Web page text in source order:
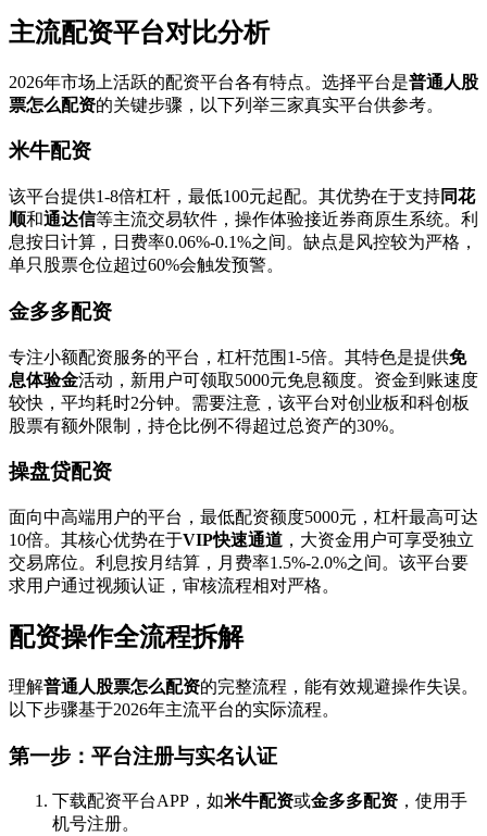
主流配资平台对比分析
2026年市场上活跃的配资平台各有特点。选择平台是普通人股
票怎么配资的关键步骤，以下列举三家真实平台供参考。
米牛配资
该平台提供1-8倍杠杆，最低100元起配。其优势在于支持同花
顺和通达信等主流交易软件，操作体验接近券商原生系统。利
息按日计算，日费率0.06%-0.1%之间。缺点是风控较为严格，
单只股票仓位超过60%会触发预警。
金多多配资
专注小额配资服务的平台，杠杆范围1-5倍。其特色是提供免
息体验金活动，新用户可领取5000元免息额度。资金到账速度
较快，平均耗时2分钟。需要注意，该平台对创业板和科创板
股票有额外限制，持仓比例不得超过总资产的30%。
操盘贷配资
面向中高端用户的平台，最低配资额度5000元，杠杆最高可达
10倍。其核心优势在于VIP快速通道 ，大资金用户可享受独立
交易席位。利息按月结算，月费率1.5%-2.0%之间。该平台要
求用户通过视频认证，审核流程相对严格。
配资操作全流程拆解
理解普通人股票怎么配资的完整流程，能有效规避操作失误。
以下步骤基于2026年主流平台的实际流程。
第一步：平台注册与实名认证
下载配资平台APP，如米牛配资或金多多配资 ，使用手
机号注册。